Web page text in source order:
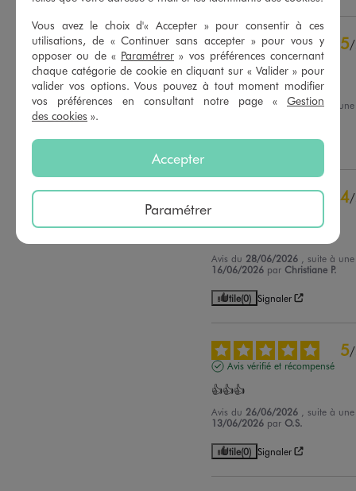
5étoiles
61
4étoiles
14
3étoiles
3
2étoiles
0
0
5/
Avis vérifié et récompensé
Beau pantalon
Avis du20/07/2026 , suite à
4/
Avis du 28/06/2026
, suite à
16/06/2026 parChristiane P.
Utile(0) Signaler
5/
Avis vérifié et récompensé
👍👍👍
Avis du 26/06/2026
, suite à
13/06/2026 par O.S.
Utile(0) Signaler
Vous avez le choix d'« Accepter » pour consentir à ces
utilisations, de « Continuer sans accepter » pour vous y
opposer ou de « Paramétrer » vos préférences concernant
chaque catégorie de cookie en cliquant sur « Valider » pour
valider vos options. Vous pouvez à tout moment modifier
vos préférences en consultant notre page « Gestion
des cookies ».
Accepter
Paramétrer